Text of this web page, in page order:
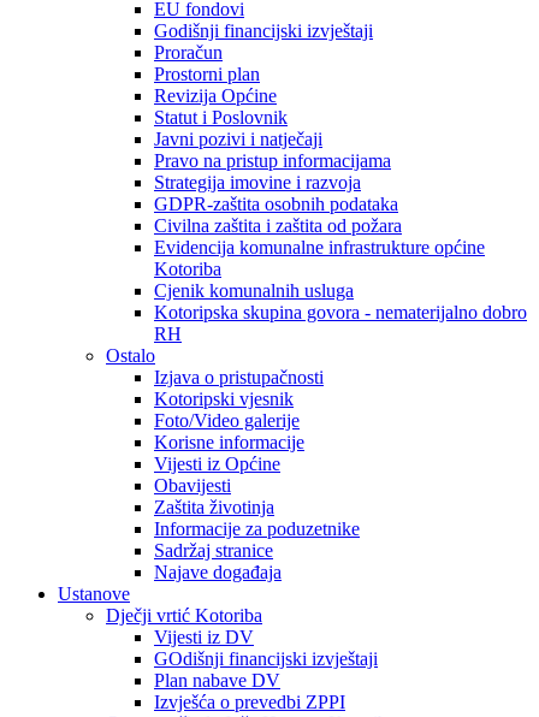
EU fondovi
Godišnji financijski izvještaji
Proračun
Prostorni plan
Revizija Općine
Statut i Poslovnik
Javni pozivi i natječaji
Pravo na pristup informacijama
Strategija imovine i razvoja
GDPR-zaštita osobnih podataka
Civilna zaštita i zaštita od požara
Evidencija komunalne infrastrukture općine
Kotoriba
Cjenik komunalnih usluga
Kotoripska skupina govora - nematerijalno dobro
RH
Ostalo
Izjava o pristupačnosti
Kotoripski vjesnik
Foto/Video galerije
Korisne informacije
Vijesti iz Općine
Obavijesti
Zaštita životinja
Informacije za poduzetnike
Sadržaj stranice
Najave događaja
Ustanove
Dječji vrtić Kotoriba
Vijesti iz DV
GOdišnji financijski izvještaji
Plan nabave DV
Izvješća o prevedbi ZPPI